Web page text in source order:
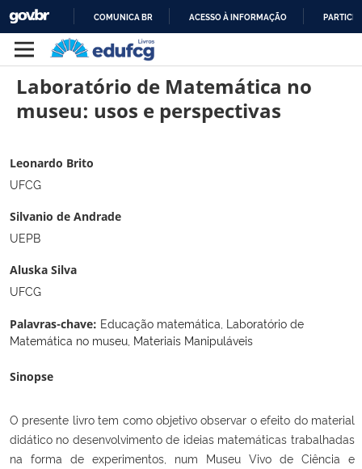
O
COMUNICA BR ACESSO À INFORMAÇÃO
Laboratório de Matemática no
museu: usos e perspectivas
Leonardo Brito
UFCG
Silvanio de Andrade
UEPB
Aluska Silva
UFCG
Palavras-chave: Educação matemática, Laboratório de
Matemática no museu, Materiais Manipuláveis
Sinopse
O presente livro tem como objetivo observar o efeito do material
didático no desenvolvimento de ideias matemáticas trabalhadas
na forma de experimentos, num Museu Vivo de Ciência e